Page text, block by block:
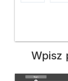
Wpisz